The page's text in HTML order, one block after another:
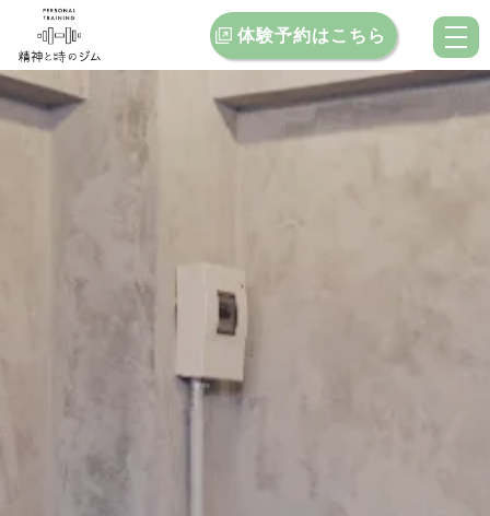
体験予約はこちら
トップ
当ジムの特徴
お客様インタビュー